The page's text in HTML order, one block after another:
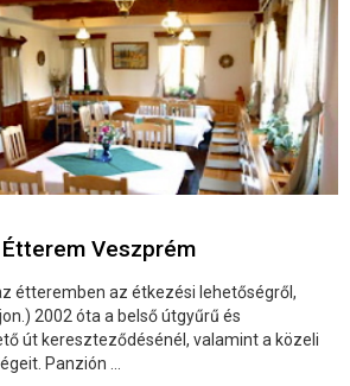
Veszprém
étteremben az étkezési lehetőségről,
2002 óta a belső útgyűrű és
út kereszteződésénél, valamint a közeli
Panzión ...